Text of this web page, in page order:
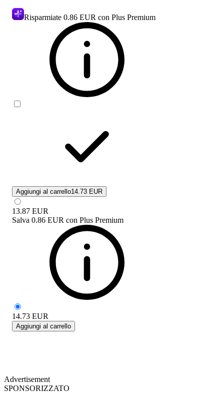
Risparmiate 0.86 EUR con Plus Premium
Aggiungi al carrello14.73 EUR
13.87 EUR
Salva 0.86 EUR con Plus Premium
14.73 EUR
Aggiungi al carrello
Advertisement
SPONSORIZZATO